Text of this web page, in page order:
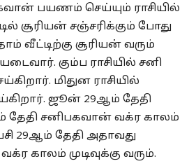
பயணம் செய்யும் ராசியில்
சூரியன் சஞ்சரிக்கும் போது
வீட்டிற்கு சூரியன் வரும்
கும்ப ராசியில் சனி
மிதுன ராசியில்
ஜூன் 29ஆம் தேதி
தேதி சனிபகவான் வக்ர காலம்
29ஆம் தேதி அதாவது
காலம் முடிவுக்கு வரும்.